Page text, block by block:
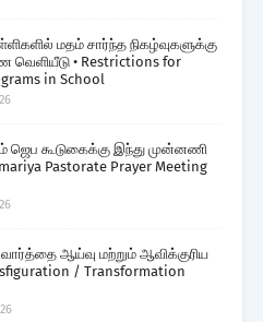
மதம் சார்ந்த நிகழ்வுகளுக்கு
• Restrictions for
in School
ஜெப கூடுகைக்கு இந்து முன்னணி
Pastorate Prayer Meeting
வார்த்தை ஆய்வு மற்றும் ஆவிக்குரிய
/ Transformation